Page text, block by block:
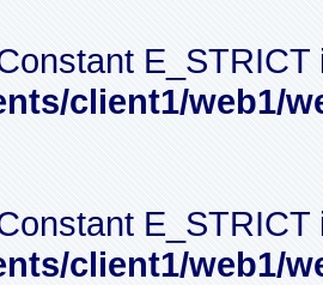
client1/web1/
client1/web1/